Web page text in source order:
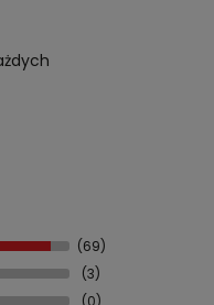
(69)
(3)